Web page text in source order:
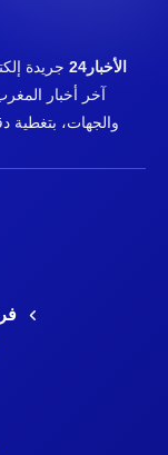
الأخبار24
جريدة
آخر أخبار
والجهات،